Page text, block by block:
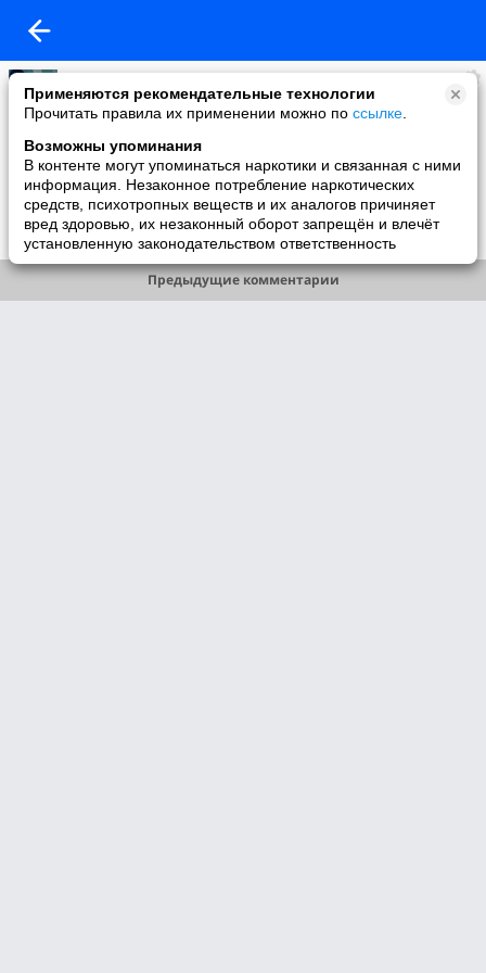
Применяются рекомендательные технологии
Прочитать правила их применении можно по ссылке
Возможны упоминания
В контенте могут упоминаться наркотики и связанная с ними
информация. Незаконное потребление наркотических
средств, психотропных веществ и их аналогов причиняет
вред здоровью, их незаконный оборот запрещён и влечёт
установленную законодательством ответственность
Карина
added a photo
08 Jul в 10:38
Comment
Предыдущие комментарии